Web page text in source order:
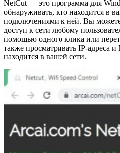
NetCut — это программа для
обнаруживать, кто находится в
подключениями к ней. Вы
доступ к сети любому
помощью одного клика или
также просматривать IP-адреса и
находится в вашей сети.